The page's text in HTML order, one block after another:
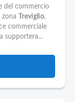
del commercio
zona
Treviglio,
commerciale
supportera...